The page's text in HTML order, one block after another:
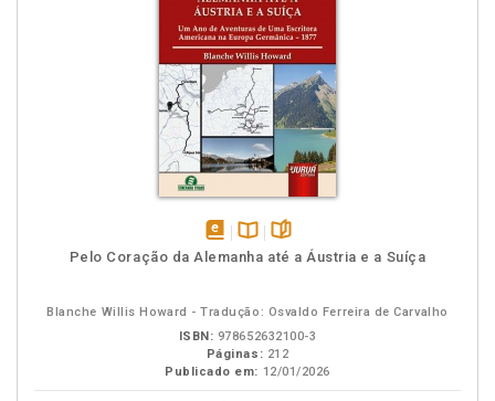
disponível
Disponível
páginas
Pelo Coração da Alemanha até a Áustria e a Suíça
Blanche Willis Howard - Tradução: Osvaldo Ferreira de Carvalho
ISBN: 978652632100-3
Páginas: 212
Publicado em: 12/01/2026